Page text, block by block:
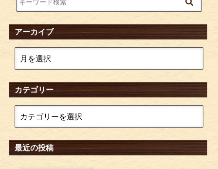
アーカイブ
カテゴリー
最近の投稿